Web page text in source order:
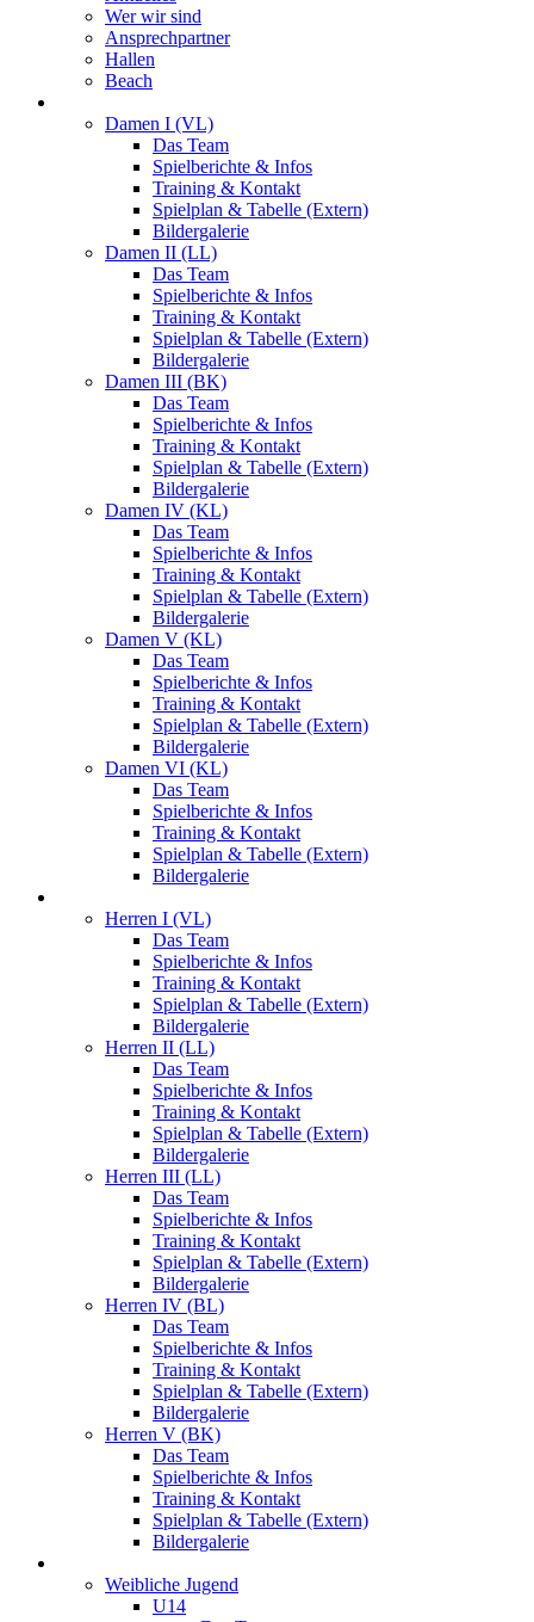
Wer wir sind
Ansprechpartner
Hallen
Beach
Damen I (VL)
Das Team
Spielberichte & Infos
Training & Kontakt
Spielplan & Tabelle (Extern)
Bildergalerie
Damen II (LL)
Das Team
Spielberichte & Infos
Training & Kontakt
Spielplan & Tabelle (Extern)
Bildergalerie
Damen III (BK)
Das Team
Spielberichte & Infos
Training & Kontakt
Spielplan & Tabelle (Extern)
Bildergalerie
Damen IV (KL)
Das Team
Spielberichte & Infos
Training & Kontakt
Spielplan & Tabelle (Extern)
Bildergalerie
Damen V (KL)
Das Team
Spielberichte & Infos
Training & Kontakt
Spielplan & Tabelle (Extern)
Bildergalerie
Damen VI (KL)
Das Team
Spielberichte & Infos
Training & Kontakt
Spielplan & Tabelle (Extern)
Bildergalerie
Herren I (VL)
Das Team
Spielberichte & Infos
Training & Kontakt
Spielplan & Tabelle (Extern)
Bildergalerie
Herren II (LL)
Das Team
Spielberichte & Infos
Training & Kontakt
Spielplan & Tabelle (Extern)
Bildergalerie
Herren III (LL)
Das Team
Spielberichte & Infos
Training & Kontakt
Spielplan & Tabelle (Extern)
Bildergalerie
Herren IV (BL)
Das Team
Spielberichte & Infos
Training & Kontakt
Spielplan & Tabelle (Extern)
Bildergalerie
Herren V (BK)
Das Team
Spielberichte & Infos
Training & Kontakt
Spielplan & Tabelle (Extern)
Bildergalerie
Weibliche Jugend
U14